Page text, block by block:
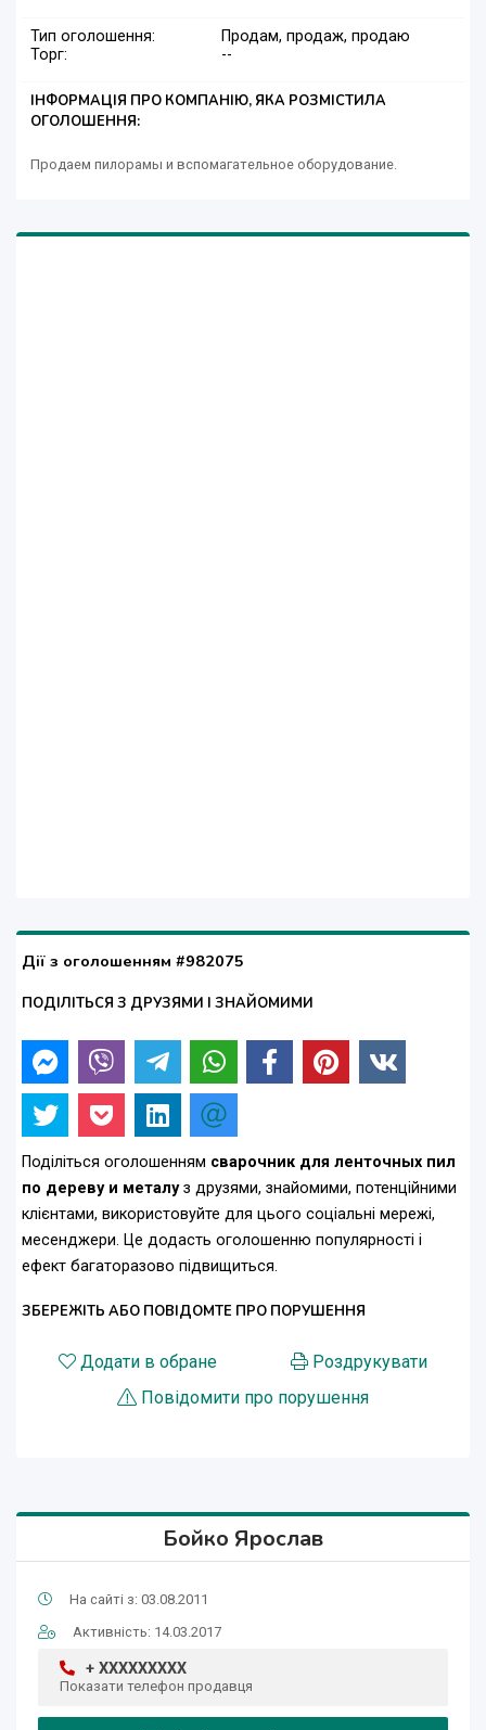
Тип оголошення:
Продам, продаж, продаю
Торг:
--
ІНФОРМАЦІЯ ПРО КОМПАНІЮ, ЯКА РОЗМІСТИЛА
ОГОЛОШЕННЯ:
Продаем пилорамы и вспомагательное оборудование.
Дії з оголошенням #982075
ПОДІЛІТЬСЯ З ДРУЗЯМИ І ЗНАЙОМИМИ
Поділіться оголошенням сварочник для ленточных пил
по дереву и металуз друзями, знайомими, потенційними
клієнтами, використовуйте для цього соціальні мережі,
месенджери. Це додасть оголошенню популярності і
ефект багаторазово підвищиться.
ЗБЕРЕЖІТЬ АБО ПОВІДОМТЕ ПРО ПОРУШЕННЯ
Додати в обране
Роздрукувати
Повідомити про порушення
Бойко Ярослав
На сайті з: 03.08.2011
Активність: 14.03.2017
+ XXXXXXXXX
Показати телефон продавця